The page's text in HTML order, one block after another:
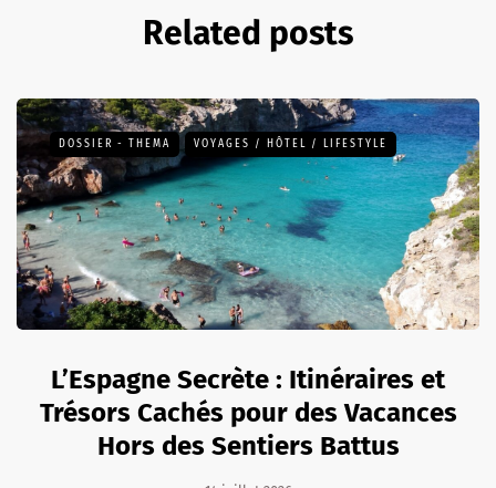
Related posts
DOSSIER - THEMA VOYAGES / HÔTEL / LIFESTYLE
L’Espagne Secrète : Itinéraires et
Trésors Cachés pour des Vacances
Hors des Sentiers Battus